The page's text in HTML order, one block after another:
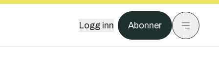
Logg inn Abonner